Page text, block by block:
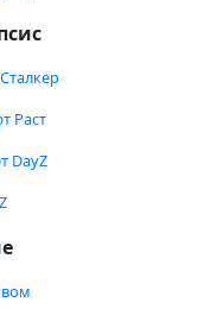
Раст
DayZ